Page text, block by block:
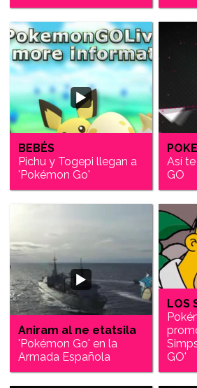
BEBÉS
Pichu y Togepi llegan a
'Pokémon Go'
Así
GO
Aniram al ne etatsila
'Pokémon Go' en la
Armada Española
LOS
GO'